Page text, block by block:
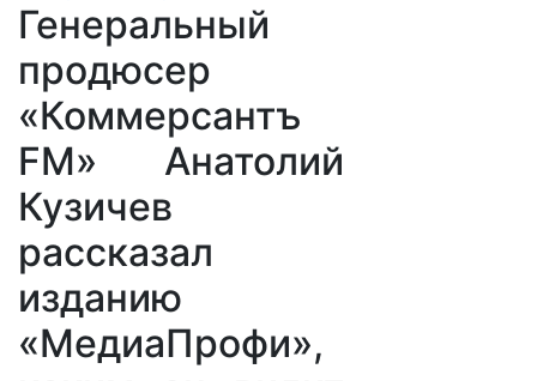
Генеральный
продюсер
«Коммерсантъ
FM» Анатолий
Кузичев
рассказал
изданию
«МедиаПрофи»,